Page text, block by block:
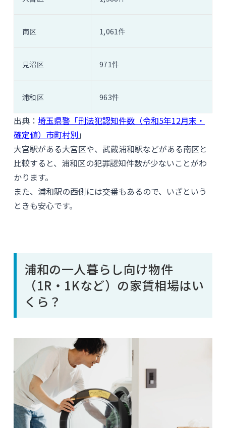
南区 1,061件
見沼区 971件
浦和区 963件
出典： 埼玉県警「刑法犯認知件数（令和5年12月末・
確定値）市町村別 」
大宮駅がある大宮区や、武蔵浦和駅などがある南区と
比較すると、浦和区の犯罪認知件数が少ないことがわ
かります。
また、浦和駅の西側には交番もあるので、いざという
ときも安心です。
浦和の一人暮らし向け物件
（1R・1Kなど）の家賃相場はい
くら？